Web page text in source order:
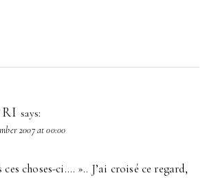
says:
2007 at 00:00
choses-ci…. ».. J’ai croisé ce regard,